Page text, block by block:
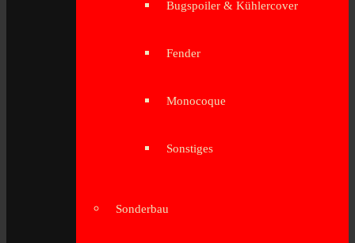
Bugspoiler & Kühlercover
Fender
Monocoque
Sonstiges
Sonderbau